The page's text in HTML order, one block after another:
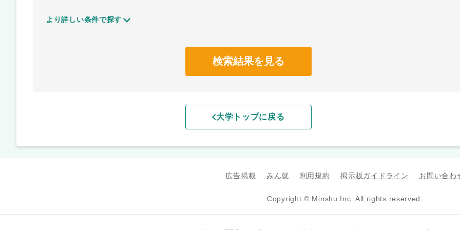
より詳しい条件で探す
検索結果を見る
大学トップに戻る
広告掲載 みん就 利用規約 掲示板ガイドライン お問い合わ
Copyright © Minshu Inc. All rights reserved.